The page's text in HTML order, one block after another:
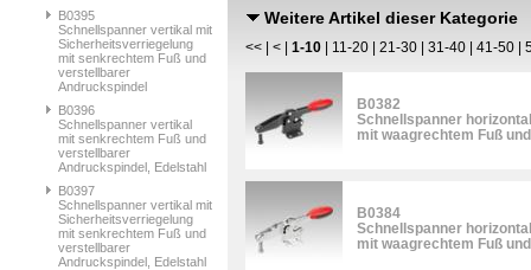
B0395
Schnellspanner vertikal mit
Sicherheitsverriegelung
mit senkrechtem Fuß und
verstellbarer
Andruckspindel
B0396
Schnellspanner vertikal
mit senkrechtem Fuß und
verstellbarer
Andruckspindel, Edelstahl
B0397
Schnellspanner vertikal mit
Sicherheitsverriegelung
mit senkrechtem Fuß und
verstellbarer
Andruckspindel, Edelstahl
Weitere Artikel dieser Kategorie
<< < 1-10 11-20 21-30 31-40 41-50
B0382
Schnellspanner horizontal
mit waagrechtem Fuß
B0384
Schnellspanner horizontal
mit waagrechtem Fuß